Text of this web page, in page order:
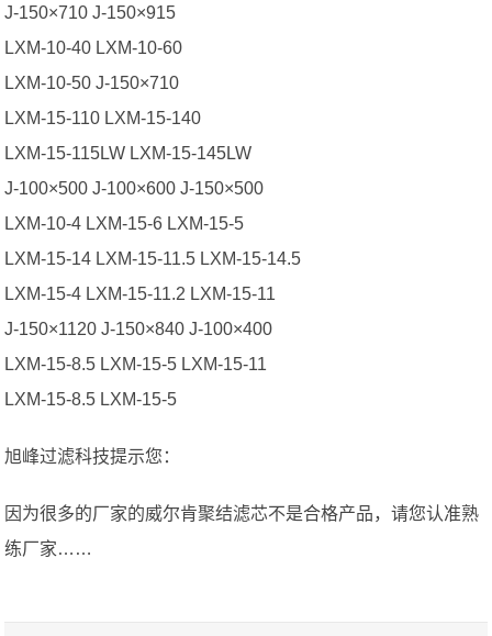
J-150×710 J-150×915
LXM-10-40 LXM-10-60
LXM-10-50 J-150×710
LXM-15-110 LXM-15-140
LXM-15-115LW LXM-15-145LW
J-100×500 J-100×600 J-150×500
LXM-10-4 LXM-15-6 LXM-15-5
LXM-15-14 LXM-15-11.5 LXM-15-14.5
LXM-15-4 LXM-15-11.2 LXM-15-11
J-150×1120 J-150×840 J-100×400
LXM-15-8.5 LXM-15-5 LXM-15-11
LXM-15-8.5 LXM-15-5
旭峰过滤科技提示您：
因为很多的厂家的威尔肯聚结滤芯不是合格产品，请您认准熟
练厂家……